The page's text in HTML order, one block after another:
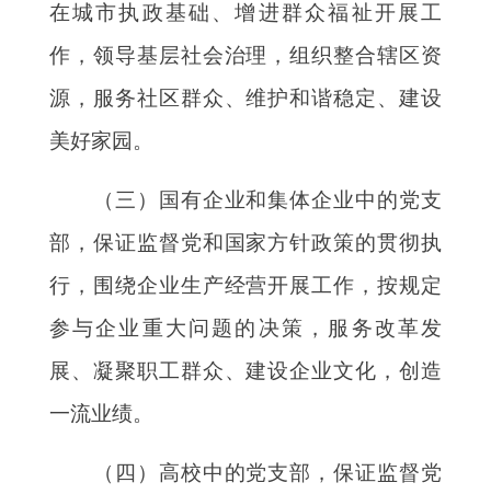
在城市执政基础、增进群众福祉开展工
作，领导基层社会治理，组织整合辖区资
源，服务社区群众、维护和谐稳定、建设
美好家园。
（三）国有企业和集体企业中的党支
部，保证监督党和国家方针政策的贯彻执
行，围绕企业生产经营开展工作，按规定
参与企业重大问题的决策，服务改革发
展、凝聚职工群众、建设企业文化，创造
一流业绩。
（四）高校中的党支部，保证监督党